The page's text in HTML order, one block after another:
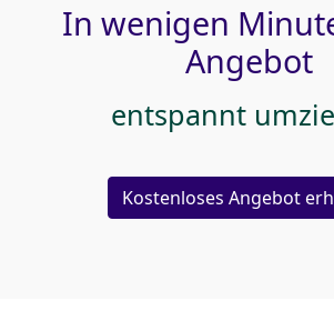
In wenigen
Angebot
entspannt
Kostenloses Angebot